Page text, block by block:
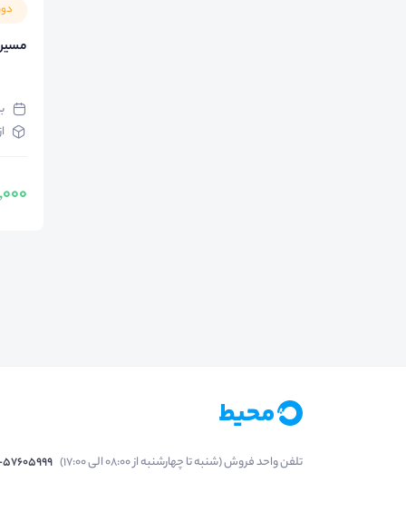
مسیر
تلفن واحد فروش (شنبه تا چهارشنبه از 08:00 الی 17:00) 57605999